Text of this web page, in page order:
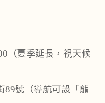
（夏季延長，視天候
89號（導航可設「龍